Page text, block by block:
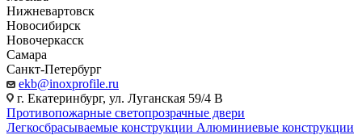
Нижневартовск
Новосибирск
Новочеркасск
Самара
Санкт-Петербург
ekb@inoxprofile.ru
г. Екатеринбург, ул. Луганская 59/4 В
Противопожарные светопрозрачные двери
Легкосбрасываемые конструкции Алюминиевые конструкции